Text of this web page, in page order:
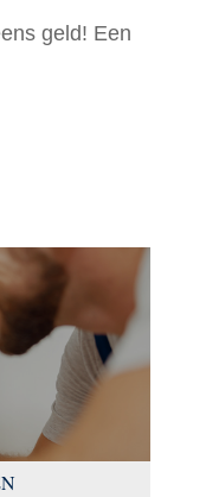
geld! Een